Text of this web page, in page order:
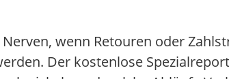
wenn Retouren oder
Der kostenlose